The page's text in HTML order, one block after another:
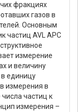
фракциях
газов в
Основным
частиц AVL APC
измерение
и величину
единицу
измерения в
частиц к
измерения –